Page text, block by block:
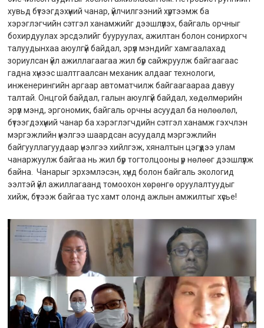
хувьд бүтээгдэхүүний чанар, үйлчилгээний хүртээмж ба
хэрэглэгчийн сэтгэл ханамжийг дээшлүүлэх, байгаль орчныг
бохирдуулах эрсдэлийг бууруулах, ажилтан болон сонирхогч
талуудынхаа аюулгүй байдал, эрүүл мэндийг хамгаалахад
зориулсан үйл ажиллагаагаа жил бүр сайжруулж байгаагаас
гадна хүнээс шалтгаалсан механик алдааг технологи,
инженерингийн аргаар автоматчилж байгаагаараа давуу
талтай. Онцгой байдал, галын аюулгүй байдал, хөдөлмөрийн
эрүүл мэнд, эргономик, байгаль орчны асуудал ба нөлөөлөл,
бүтээгдэхүүний чанар ба хэрэглэгчдийн сэтгэл ханамж гэхчлэн
мэргэжлийн үнэлгээ шаардсан асуудалд мэргэжлийн
байгууллагуудаар үнэлгээ хийлгэж, хяналтын цэгүүдээ улам
чанаржуулж байгаа нь жил бүр тогтолцооны үр нөлөөг дээшлүүлж
байна. Чанарыг эрхэмлэсэн, хүнд болон байгаль экологид
ээлтэй үйл ажиллагаанд томоохон хөрөнгө оруулалтуудыг
хийж, бүтээж байгаа тус хамт олонд ажлын амжилтыг хүсье!